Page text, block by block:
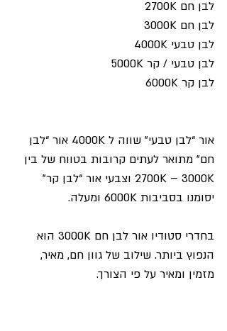
לבן חם 2700K
3000K לבן חם
4000K לבן טבעי
5000K לבן טבעי / קר
6000K לבן קר
אור “לבן טבעי” שווה ל 4000K אור “לבן
חם” מתואר לעתים קרובות בטווח של בין
2700K – 3000K וצבעי אור “לבן קר”
יסומנו בסביבות 6000K ומעלה.
בחדרי סטודיו אור לבן חם 3000K הוא
הנפוץ ביותר. שילוב של גוון חם, מאיר,
מזמין ומאיר על פי הצורך.